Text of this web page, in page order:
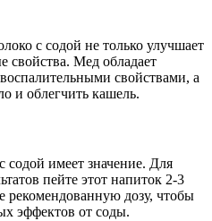
с содой не только улучшает
свойства. Мед обладает
свойствами, а
и облегчить кашель.
содой имеет значение. Для
пейте этот напиток 2-3
рекомендованную дозу, чтобы
эффектов от соды.